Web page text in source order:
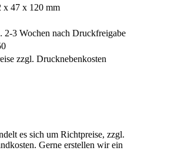
x 47 x 120 mm
2-3 Wochen nach Druckfreigabe
zzgl. Drucknebenkosten
es sich um Richtpreise, zzgl.
Gerne erstellen wir ein